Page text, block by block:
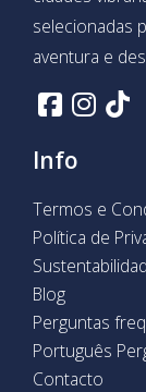
selecionadas
aventura e
Info
Termos e
Política de
Blog
Perguntas
Português
Contacto